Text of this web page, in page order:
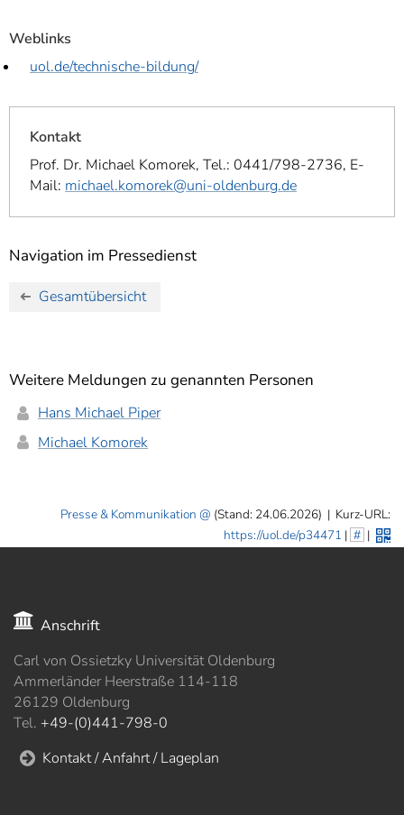
Weblinks
uol.de/technische-bildung/
Kontakt
Prof. Dr. Michael Komorek, Tel.: 0441/798-2736, E-
Mail: michael.komorek@uni-oldenburg.de
Navigation im Pressedienst
Gesamtübersicht
Weitere Meldungen zu genannten Personen
Hans Michael Piper
Michael Komorek
Presse & Kommunikation (Stand: 24.06.2026) | Kurz-URL:
https://uol.de/p34471 | # |
Anschrift
Carl von Ossietzky Universität Oldenburg
Ammerländer Heerstraße 114-118
26129 Oldenburg
Tel. +49-(0)441-798-0
Kontakt / Anfahrt / Lageplan